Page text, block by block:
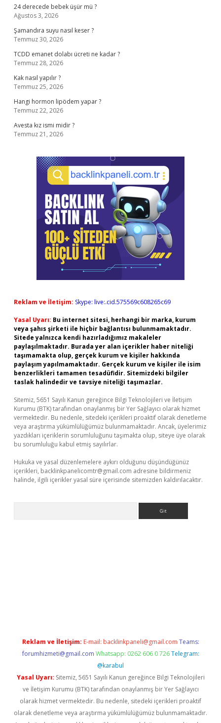
24 derecede bebek üşür mü ?
Ağustos 3, 2026
Şamandıra suyu nasıl keser ?
Temmuz 30, 2026
TCDD emanet dolabı ücreti ne kadar ?
Temmuz 28, 2026
Kak nasıl yapılır ?
Temmuz 25, 2026
Hangi hormon lipödem yapar ?
Temmuz 22, 2026
Avesta kız ismi midir ?
Temmuz 21, 2026
Reklam ve İletişim: Skype: live:.cid.575569c608265c69
Yasal Uyarı: Bu internet sitesi, herhangi bir marka, kurum
veya şahıs şirketi ile hiçbir bağlantısı bulunmamaktadır.
Sitede yalnızca kendi hazırladığımız makaleler
paylaşılmaktadır. Burada yer alan içerikler haber niteliği
taşımamakta olup, gerçek kurum ve kişiler hakkında
paylaşım yapılmamaktadır. Gerçek kurum ve kişiler ile isim
benzerlikleri tamamen tesadüfidir. Sitemizdeki bilgiler
taslak halindedir ve tavsiye niteliği taşımazlar.
Sitemiz, 5651 Sayılı Kanun gereğince Bilgi Teknolojileri ve İletişim
Kurumu (BTK) tarafından onaylanmış bir Yer Sağlayıcı olarak hizmet
vermektedir. Bu nedenle, sitedeki içerikleri proaktif olarak denetleme
veya araştırma yükümlülüğümüz bulunmamaktadır. Ancak, üyelerimiz
yazdıkları içeriklerin sorumluluğunu taşımakta olup, siteye üye olarak
bu sorumluluğu kabul etmiş sayılırlar.
Hukuka ve yasal düzenlemelere aykırı olduğunu düşündüğünüz
içerikleri, backlinkpanelicomtr@gmail.com adresine bildirmeniz
halinde, ilgili içerikler yasal süre içerisinde sitemizden kaldırılacaktır.
Reklam ve İletişim: E-mail: backlinkpaneli@gmail.com Teams:
forumhizmeti@gmail.com Whatsapp: 0262 606 0 726 Telegram:
@karabul
Yasal Uyarı: Sitemiz, 5651 Sayılı Kanun gereğince Bilgi Teknolojileri
ve İletişim Kurumu (BTK) tarafından onaylanmış bir Yer Sağlayıcı
olarak hizmet vermektedir. Bu nedenle, sitedeki içerikleri proaktif
olarak denetleme veya araştırma yükümlülüğümüz bulunmamaktadır.